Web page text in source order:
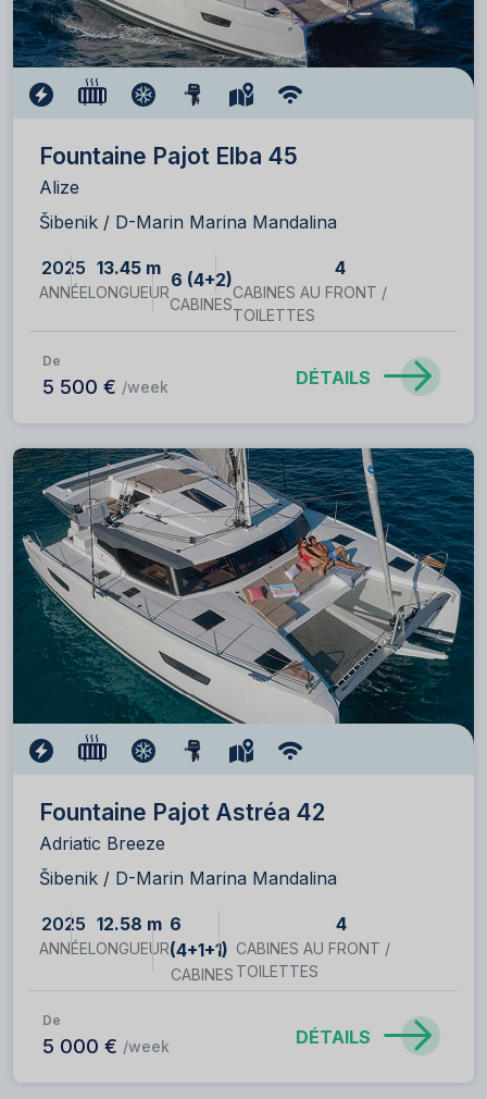
Fountaine Pajot Elba 45
Alize
Šibenik / D-Marin Marina Mandalina
2025
ANNÉE
13.45 m
LONGUEUR
6 (4+2)
CABINES
4
CABINES AU FRONT /
TOILETTES
De
5 500 € /week DÉTAILS
Fountaine Pajot Astréa 42
Adriatic Breeze
Šibenik / D-Marin Marina Mandalina
2025
ANNÉE
12.58 m
LONGUEUR
6
(4+1+1)
CABINES
4
CABINES AU FRONT /
TOILETTES
De
5 000 € /week DÉTAILS